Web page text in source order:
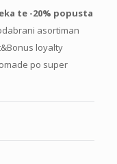
te -20% popusta
asortiman
loyalty
po super